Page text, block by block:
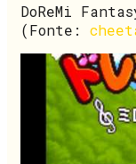
DoReMi
(Fonte: